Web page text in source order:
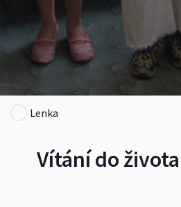
Vítání do
Lenka